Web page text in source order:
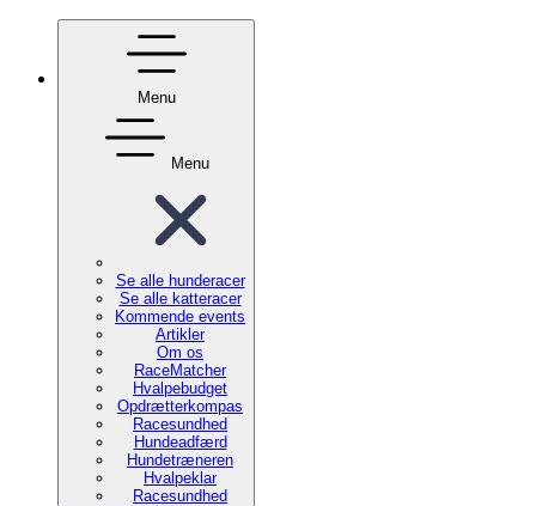
Menu
Menu
Se alle hunderacer
Se alle katteracer
Kommende events
Artikler
Om os
RaceMatcher
Hvalpebudget
Opdrætterkompas
Racesundhed
Hundeadfærd
Hundetræneren
Hvalpeklar
Racesundhed